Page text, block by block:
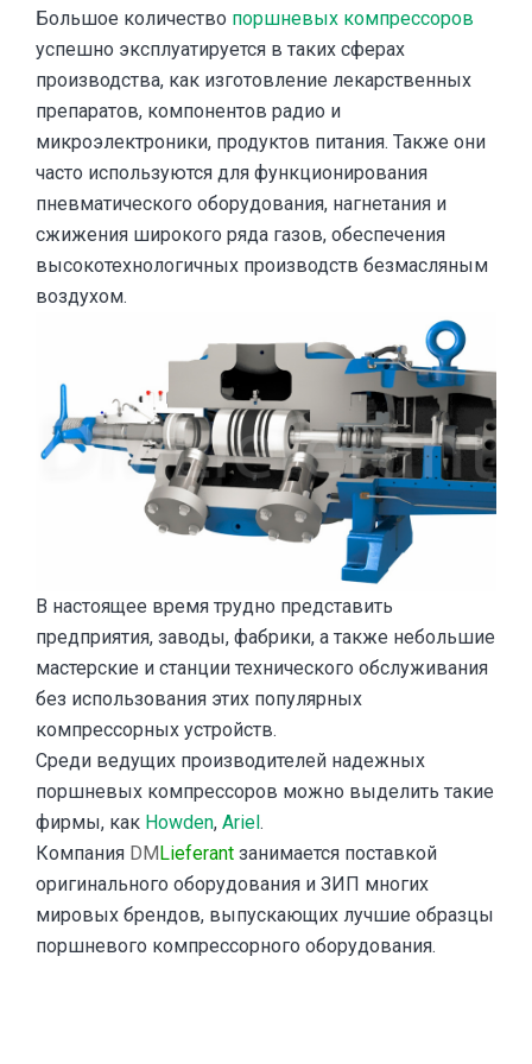
Большое количество поршневых компрессоров
успешно эксплуатируется в таких сферах
производства, как изготовление лекарственных
препаратов, компонентов радио и
микроэлектроники, продуктов питания. Также они
часто используются для функционирования
пневматического оборудования, нагнетания и
сжижения широкого ряда газов, обеспечения
высокотехнологичных производств безмасляным
воздухом.
В настоящее время трудно представить
предприятия, заводы, фабрики, а также небольшие
мастерские и станции технического обслуживания
без использования этих популярных
компрессорных устройств.
Среди ведущих производителей надежных
поршневых компрессоров можно выделить такие
фирмы, как Howden, Ariel.
Компания DMLieferant занимается поставкой
оригинального оборудования и ЗИП многих
мировых брендов, выпускающих лучшие образцы
поршневого компрессорного оборудования.